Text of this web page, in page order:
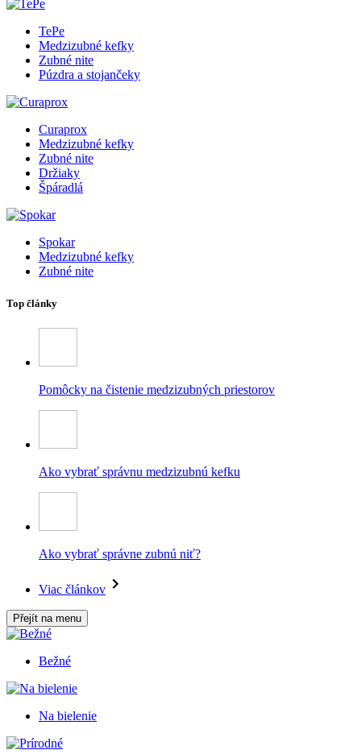
TePe
Medzizubné kefky
Zubné nite
Púzdra a stojančeky
Curaprox
Medzizubné kefky
Zubné nite
Držiaky
Špáradlá
Spokar
Medzizubné kefky
Zubné nite
Top články
Pomôcky na čistenie medzizubných priestorov
Ako vybrať správnu medzizubnú kefku
Ako vybrať správne zubnú niť?
Viac článkov
Přejít na menu
Bežné
Na bielenie